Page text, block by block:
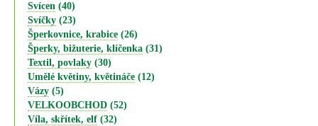
Svícen (40)
Svíčky (23)
Šperkovnice, krabice (26)
Šperky, bižuterie, klíčenka (31)
Textil, povlaky (30)
Umělé květiny, květináče (12)
Vázy (5)
VELKOOBCHOD (52)
Víla, skřítek, elf (32)